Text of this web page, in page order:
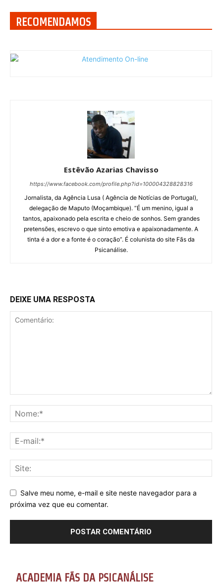
RECOMENDAMOS
Estêvão Azarias Chavisso
https://www.facebook.com/profile.php?id=100004328828316
Jornalista, da Agência Lusa ( Agência de Notícias de Portugal),
delegação de Maputo (Moçambique). “É um menino, igual a
tantos, apaixonado pela escrita e cheio de sonhos. Sem grandes
pretensões, escrevo o que sinto emotiva e apaixonadamente. A
tinta é a dor e a fonte é o coração”. É colunista do site Fãs da
Psicanálise.
DEIXE UMA RESPOSTA
Salve meu nome, e-mail e site neste navegador para a
próxima vez que eu comentar.
ACADEMIA FÃS DA PSICANÁLISE